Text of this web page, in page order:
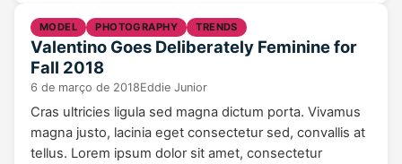
MODEL PHOTOGRAPHY TRENDS
Valentino Goes Deliberately Feminine for
Fall 2018
6 de março de 2018Eddie Junior
Cras ultricies ligula sed magna dictum porta. Vivamus
magna justo, lacinia eget consectetur sed, convallis at
tellus. Lorem ipsum dolor sit amet, consectetur